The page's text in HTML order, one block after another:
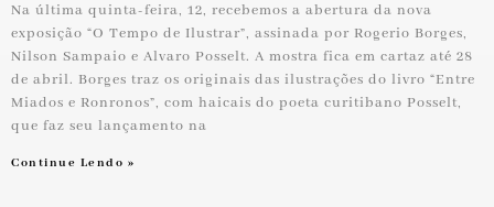
Na última quinta-feira, 12, recebemos a abertura da nova
exposição “O Tempo de Ilustrar”, assinada por Rogerio Borges,
Nilson Sampaio e Alvaro Posselt. A mostra fica em cartaz até 28
de abril. Borges traz os originais das ilustrações do livro “Entre
Miados e Ronronos”, com haicais do poeta curitibano Posselt,
que faz seu lançamento na
Continue Lendo »